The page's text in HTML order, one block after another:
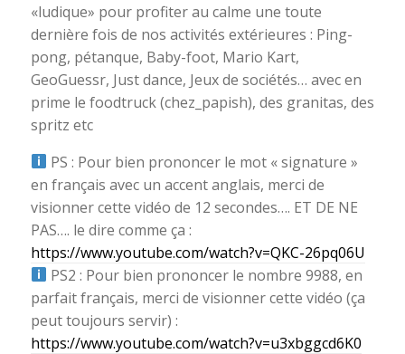
«ludique» pour profiter au calme une toute
dernière fois de nos activités extérieures : Ping-
pong, pétanque, Baby-foot, Mario Kart,
GeoGuessr, Just dance, Jeux de sociétés… avec en
prime le foodtruck (chez_papish), des granitas, des
spritz etc
PS : Pour bien prononcer le mot « signature »
en français avec un accent anglais, merci de
visionner cette vidéo de 12 secondes…. ET DE NE
PAS…. le dire comme ça :
https://www.youtube.com/watch?v=QKC-26pq06U
PS2 : Pour bien prononcer le nombre 9988, en
parfait français, merci de visionner cette vidéo (ça
peut toujours servir) :
https://www.youtube.com/watch?v=u3xbggcd6K0